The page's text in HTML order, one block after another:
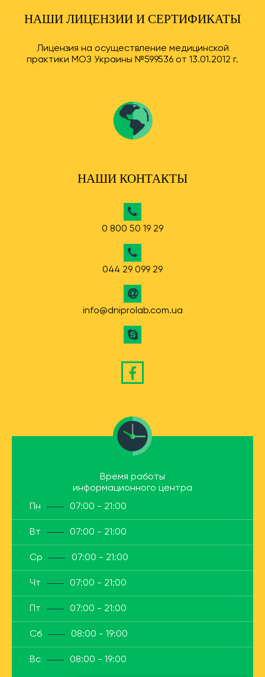
НАШИ ЛИЦЕНЗИИ И СЕРТИФИКАТЫ
Лицензия на осуществление медицинской
практики МОЗ Украины №599536 от 13.01.2012 г.
НАШИ КОНТАКТЫ
0 800 50 19 29
044 29 099 29
info@dniprolab.com.ua
Время работы
информационного центра
Пн
07:00 - 21:00
Вт 07:00 - 21:00
Ср 07:00 - 21:00
Чт 07:00 - 21:00
Пт 07:00 - 21:00
Сб 08:00 - 19:00
Вс 08:00 - 19:00